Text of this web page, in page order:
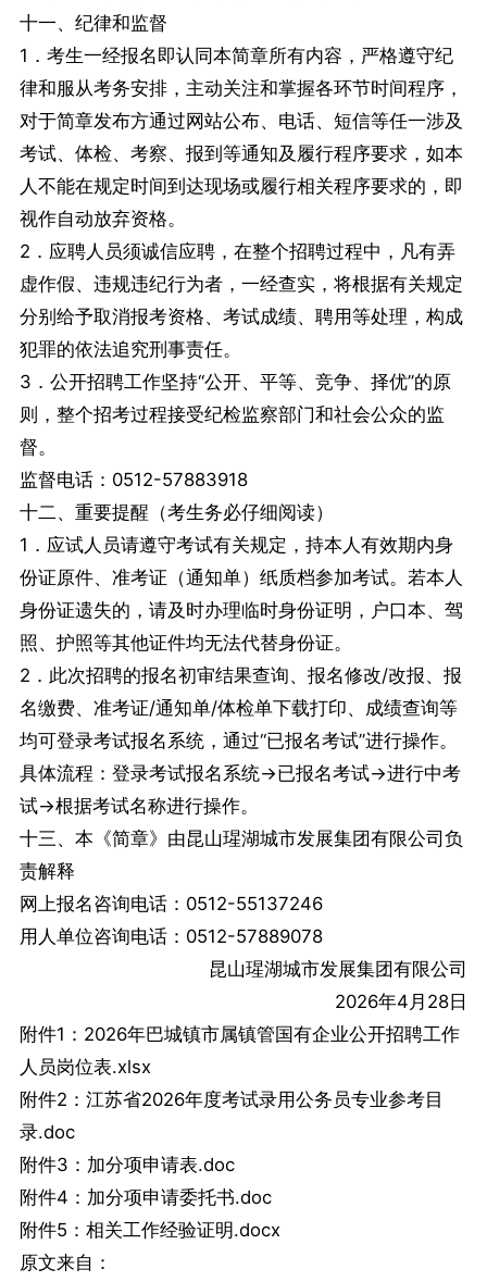
十一、纪律和监督
1．考生一经报名即认同本简章所有内容，严格遵守纪
律和服从考务安排，主动关注和掌握各环节时间程序，
对于简章发布方通过网站公布、电话、短信等任一涉及
考试、体检、考察、报到等通知及履行程序要求，如本
人不能在规定时间到达现场或履行相关程序要求的，即
视作自动放弃资格。
2．应聘人员须诚信应聘，在整个招聘过程中，凡有弄
虚作假、违规违纪行为者，一经查实，将根据有关规定
分别给予取消报考资格、考试成绩、聘用等处理，构成
犯罪的依法追究刑事责任。
3．公开招聘工作坚持“公开、平等、竞争、择优”的原
则，整个招考过程接受纪检监察部门和社会公众的监
督。
监督电话：0512-57883918
十二、重要提醒（考生务必仔细阅读）
1．应试人员请遵守考试有关规定，持本人有效期内身
份证原件、准考证（通知单）纸质档参加考试。若本人
身份证遗失的，请及时办理临时身份证明，户口本、驾
照、护照等其他证件均无法代替身份证。
2．此次招聘的报名初审结果查询、报名修改/改报、报
名缴费、准考证/通知单/体检单下载打印、成绩查询等
均可登录考试报名系统，通过“已报名考试”进行操作。
具体流程：登录考试报名系统→已报名考试→进行中考
试→根据考试名称进行操作。
十三、本《简章》由昆山瑆湖城市发展集团有限公司负
责解释
网上报名咨询电话：0512-55137246
用人单位咨询电话：0512-57889078
昆山瑆湖城市发展集团有限公司
2026年4月28日
附件1：2026年巴城镇市属镇管国有企业公开招聘工作
人员岗位表.xlsx
附件2：江苏省2026年度考试录用公务员专业参考目
录.doc
附件3：加分项申请表.doc
附件4：加分项申请委托书.doc
附件5：相关工作经验证明.docx
原文来自：